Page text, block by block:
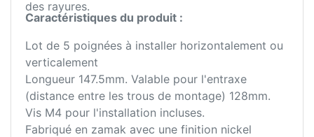
des rayures.
Caractéristiques du produit :
Lot de 5 poignées à installer horizontalement ou
verticalement
Longueur 147.5mm. Valable pour l'entraxe
(distance entre les trous de montage) 128mm.
Vis M4 pour l'installation incluses.
Fabriqué en zamak avec une finition nickel